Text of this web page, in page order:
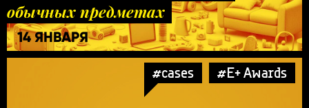
обычных предметах
14 ЯНВАРЯ
#cases #E+ Awards